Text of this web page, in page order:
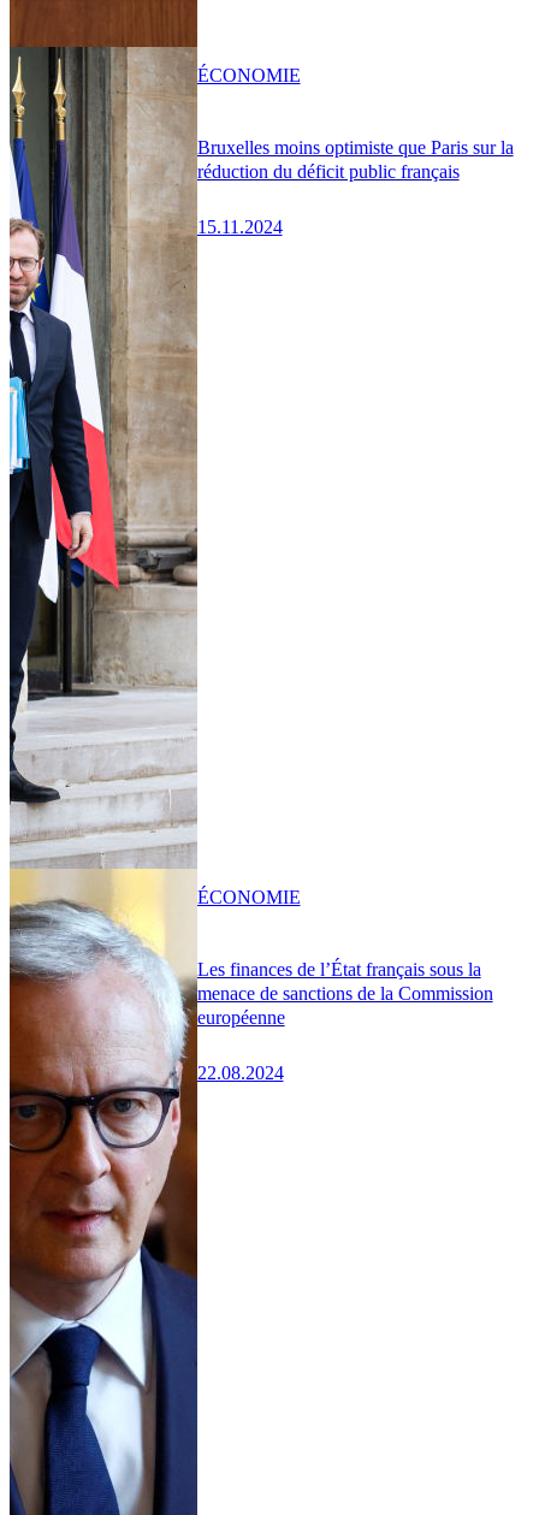
Bruxelles moins optimiste que Paris sur la
réduction du déficit public français
15.11.2024
ÉCONOMIE
Les finances de l’État français sous la
menace de sanctions de la Commission
européenne
22.08.2024
ÉCONOMIE